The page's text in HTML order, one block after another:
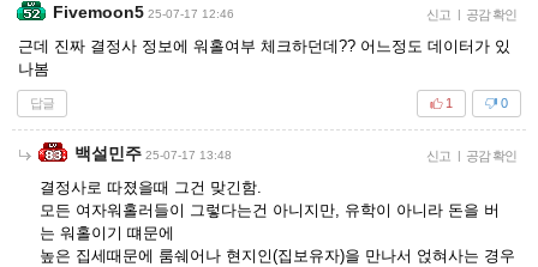
Fivemoon5 25-07-17 12:46 신고 | 공감 확인
근데 진짜 결정사 정보에 워홀여부 체크하던데?? 어느정도 데이터가 있
나봄
답글 0
1
백설민주 25-07-17 13:48 신고 | 공감 확인
결정사로 따졌을때 그건 맞긴함.
모든 여자워홀러들이 그렇다는건 아니지만, 유학이 아니라 돈을 버
는 워홀이기 떄문에
높은 집세때문에 룸쉐어나 현지인(집보유자)을 만나서 얹혀사는 경우